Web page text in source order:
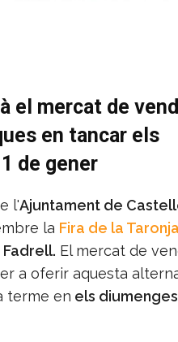
el mercat de
en tancar els
de gener
l'Ajuntament de
la Fira de la Taronja
El mercat de
a oferir aquesta
terme en els